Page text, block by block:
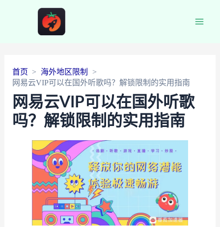
首页
海外地区限制
网易云VIP可以在国外听歌吗？解锁限制的实用指南
网易云VIP可以在国外听歌
吗？解锁限制的实用指南